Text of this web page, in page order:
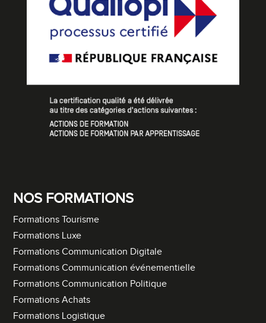
NOS FORMATIONS
Formations Tourisme
Formations Luxe
Formations Communication Digitale
Formations Communication événementielle
Formations Communication Politique
Formations Achats
Formations Logistique